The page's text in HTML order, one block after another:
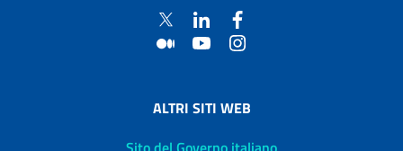
ALTRI SITI WEB